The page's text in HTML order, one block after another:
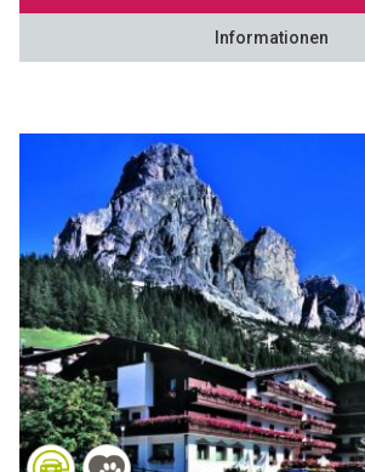
Informationen